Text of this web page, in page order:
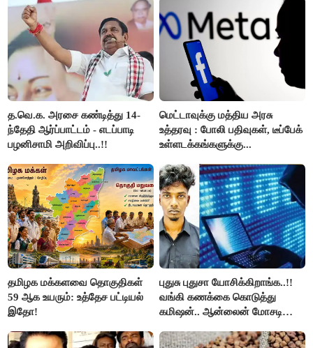
த.வெ.க. அரசை கண்டித்து 14-
ந்தேதி ஆர்ப்பாட்டம் - எடப்பாடி
பழனிசாமி அறிவிப்பு..!!
மெட்டாவுக்கு மத்திய அரசு
உத்தரவு : போலி பதிவுகள், டீப்பேக்
உள்ளடக்கங்களுக்கு...
தமிழக மக்களவை தொகுதிகள்
59 ஆக உயரும்: உத்தேச பட்டியல்
இதோ!
புதுசு புதுசா யோசிக்கிறாங்க..!!
வங்கி கணக்கை கொடுத்து
கமிஷன்.. ஆன்லைன் மோசடி
கைது..!!